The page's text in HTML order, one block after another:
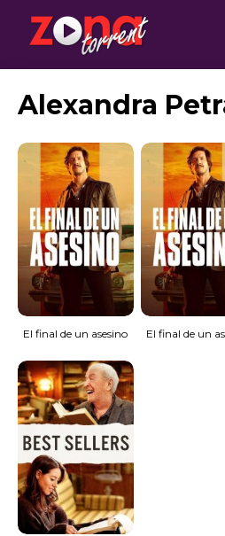
Alexandra
El final de un asesino El final de un